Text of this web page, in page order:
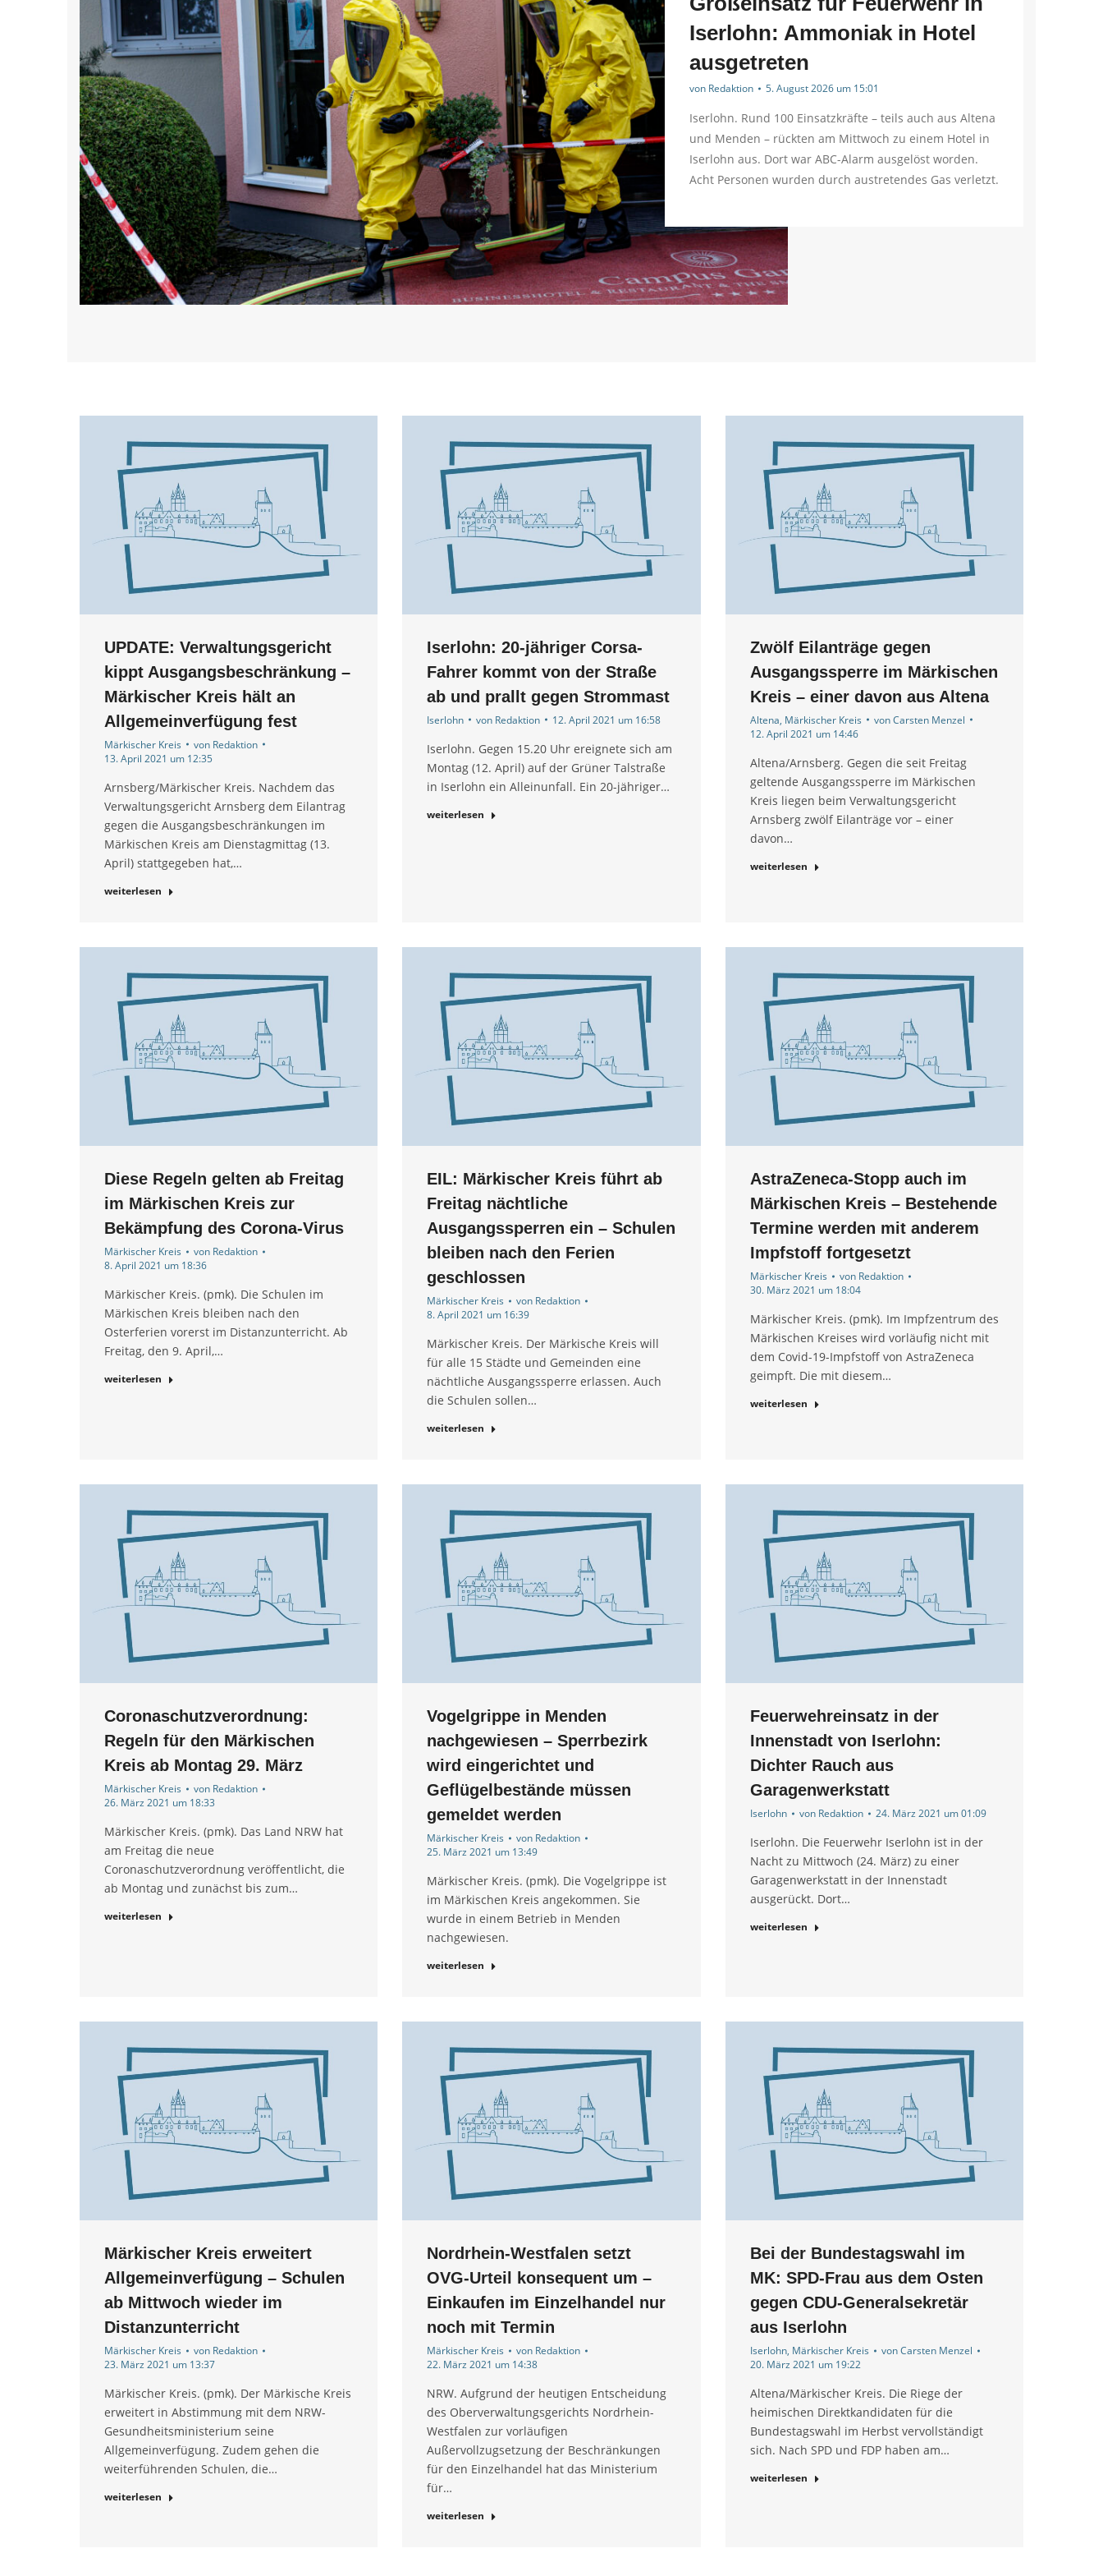
Iserlohn: Ammoniak in Hotel
ausgetreten
von Redaktion 5. August 2026 um 15:01
Iserlohn. Rund 100 Einsatzkräfte – teils auch aus Altena
und Menden – rückten am Mittwoch zu einem Hotel in
Iserlohn aus. Dort war ABC-Alarm ausgelöst worden.
Acht Personen wurden durch austretendes Gas verletzt.
UPDATE: Verwaltungsgericht
kippt Ausgangsbeschränkung –
Märkischer Kreis hält an
Allgemeinverfügung fest
Märkischer Kreis von Redaktion
13. April 2021 um 12:35
Arnsberg/Märkischer Kreis. Nachdem das
Verwaltungsgericht Arnsberg dem Eilantrag
gegen die Ausgangsbeschränkungen im
Märkischen Kreis am Dienstagmittag (13.
April) stattgegeben hat,…
weiterlesen
Iserlohn: 20-jähriger Corsa-
Fahrer kommt von der Straße
ab und prallt gegen Strommast
Iserlohn von Redaktion 12. April 2021 um 16:58
Iserlohn. Gegen 15.20 Uhr ereignete sich am
Montag (12. April) auf der Grüner Talstraße
in Iserlohn ein Alleinunfall. Ein 20-jähriger…
weiterlesen
Zwölf Eilanträge gegen
Ausgangssperre im Märkischen
Kreis – einer davon aus Altena
Altena, Märkischer Kreis vonCarsten Menzel
12. April 2021 um 14:46
Altena/Arnsberg. Gegen die seit Freitag
geltende Ausgangssperre im Märkischen
Kreis liegen beim Verwaltungsgericht
Arnsberg zwölf Eilanträge vor – einer
davon…
weiterlesen
Diese Regeln gelten ab Freitag
im Märkischen Kreis zur
Bekämpfung des Corona-Virus
Märkischer Kreis von Redaktion
8. April 2021 um 18:36
Märkischer Kreis. (pmk). Die Schulen im
Märkischen Kreis bleiben nach den
Osterferien vorerst im Distanzunterricht. Ab
Freitag, den 9. April,…
weiterlesen
EIL: Märkischer Kreis führt ab
Freitag nächtliche
Ausgangssperren ein – Schulen
bleiben nach den Ferien
geschlossen
Märkischer Kreis von Redaktion
8. April 2021 um 16:39
Märkischer Kreis. Der Märkische Kreis will
für alle 15 Städte und Gemeinden eine
nächtliche Ausgangssperre erlassen. Auch
die Schulen sollen…
weiterlesen
AstraZeneca-Stopp auch im
Märkischen Kreis – Bestehende
Termine werden mit anderem
Impfstoff fortgesetzt
Märkischer Kreis von Redaktion
30. März 2021 um 18:04
Märkischer Kreis. (pmk). Im Impfzentrum des
Märkischen Kreises wird vorläufig nicht mit
dem Covid-19-Impfstoff von AstraZeneca
geimpft. Die mit diesem…
weiterlesen
Coronaschutzverordnung:
Regeln für den Märkischen
Kreis ab Montag 29. März
Märkischer Kreis von Redaktion
26. März 2021 um 18:33
Märkischer Kreis. (pmk). Das Land NRW hat
am Freitag die neue
Coronaschutzverordnung veröffentlicht, die
ab Montag und zunächst bis zum…
weiterlesen
Vogelgrippe in Menden
nachgewiesen – Sperrbezirk
wird eingerichtet und
Geflügelbestände müssen
gemeldet werden
Märkischer Kreis von Redaktion
25. März 2021 um 13:49
Märkischer Kreis. (pmk). Die Vogelgrippe ist
im Märkischen Kreis angekommen. Sie
wurde in einem Betrieb in Menden
nachgewiesen.
weiterlesen
Feuerwehreinsatz in der
Innenstadt von Iserlohn:
Dichter Rauch aus
Garagenwerkstatt
Iserlohn von Redaktion 24. März 2021 um 01:09
Iserlohn. Die Feuerwehr Iserlohn ist in der
Nacht zu Mittwoch (24. März) zu einer
Garagenwerkstatt in der Innenstadt
ausgerückt. Dort…
weiterlesen
Märkischer Kreis erweitert
Allgemeinverfügung – Schulen
ab Mittwoch wieder im
Distanzunterricht
Märkischer Kreis von Redaktion
23. März 2021 um 13:37
Märkischer Kreis. (pmk). Der Märkische Kreis
erweitert in Abstimmung mit dem NRW-
Gesundheitsministerium seine
Allgemeinverfügung. Zudem gehen die
weiterführenden Schulen, die…
weiterlesen
Nordrhein-Westfalen setzt
OVG-Urteil konsequent um –
Einkaufen im Einzelhandel nur
noch mit Termin
Märkischer Kreis von Redaktion
22. März 2021 um 14:38
NRW. Aufgrund der heutigen Entscheidung
des Oberverwaltungsgerichts Nordrhein-
Westfalen zur vorläufigen
Außervollzugsetzung der Beschränkungen
für den Einzelhandel hat das Ministerium
für…
weiterlesen
Bei der Bundestagswahl im
MK: SPD-Frau aus dem Osten
gegen CDU-Generalsekretär
aus Iserlohn
Iserlohn, Märkischer Kreis vonCarsten Menzel
20. März 2021 um 19:22
Altena/Märkischer Kreis. Die Riege der
heimischen Direktkandidaten für die
Bundestagswahl im Herbst vervollständigt
sich. Nach SPD und FDP haben am…
weiterlesen